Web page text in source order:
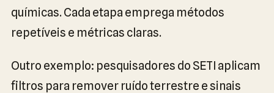
químicas. Cada etapa emprega métodos
repetíveis e métricas claras.
Outro exemplo: pesquisadores do SETI aplicam
filtros para remover ruído terrestre e sinais